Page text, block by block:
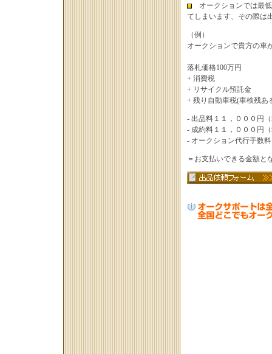
オークションでは最
てしまいます、その際は
（例）
オークションで貴方の車
落札価格100万円
+ 消費税
+ リサイクル預託金
+ 残り自動車税(車検残あ
- 出品料１１，０００円
- 成約料１１，０００円
- オークション代行手数
＝お支払いできる金額と